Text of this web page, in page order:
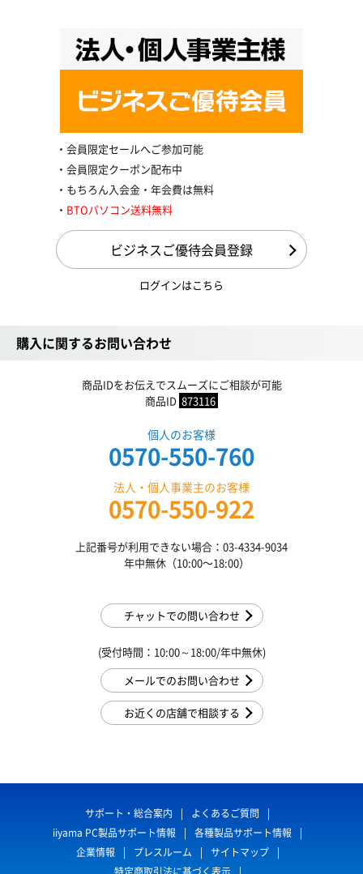
会員限定セールへご参加可能
会員限定クーポン配布中
もちろん入会金・年会費は無料
BTOパソコン送料無料
ビジネスご優待会員登録
ログインはこちら
購入に関するお問い合わせ
商品IDをお伝えでスムーズにご相談が可能
商品ID 873116
個人のお客様
0570-550-760
法人・個人事業主のお客様
0570-550-922
上記番号が利用できない場合：03-4334-9034
年中無休（10:00〜18:00）
チャットでの問い合わせ
(受付時間：10:00～18:00/年中無休)
メールでのお問い合わせ
お近くの店舗で相談する
サポート・総合案内
よくあるご質問
iiyama PC製品サポート情報
各種製品サポート情報
企業情報
プレスルーム
サイトマップ